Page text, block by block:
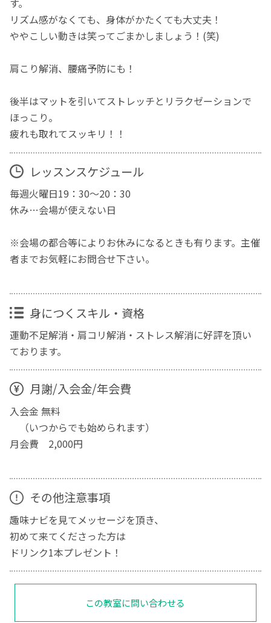
す。
リズム感がなくても、身体がかたくても大丈夫！
ややこしい動きは笑ってごまかしましょう！(笑)
肩こり解消、腰痛予防にも！
後半はマットを引いてストレッチとリラクゼーションで
ほっこり。
疲れも取れてスッキリ！！
レッスンスケジュール
毎週火曜日19：30～20：30
休み…会場が使えない日
※会場の都合等によりお休みになるときも有ります。主催
者までお気軽にお問合せ下さい。
身につくスキル・資格
運動不足解消・肩コリ解消・ストレス解消に好評を頂い
ております。
月謝/入会金/年会費
入会金 無料
（いつからでも始められます）
月会費 2,000円
その他注意事項
趣味ナビを見てメッセージを頂き、
初めて来てくださった方は
ドリンク1本プレゼント！
この教室に問い合わせる